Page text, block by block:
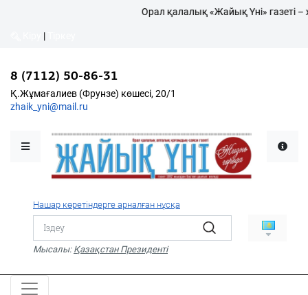
Қалалықтар қаперіне
Қоғам
Дені сау ұлт
Спорт
Жалын
Қ.Жұмағалиев (Фрунзе)
Орал қалалық «Жайық Үні» газеті –
|
8 (7112) 50-86-31
Қ.Жұмағалиев (Фрунзе) көшесі, 20/1
zhaik_yni@mail.ru
Нашар көретіндерге арналған нұсқа
Мысалы: Қазақстан Президенті